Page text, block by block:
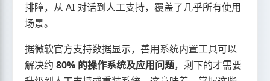
排障，从 AI 对话到人工支持，覆盖了几乎所有使用
场景。
据微软官方支持数据显示，善用系统内置工具可以
解决约 80% 的操作系统及应用问题，剩下的才需要